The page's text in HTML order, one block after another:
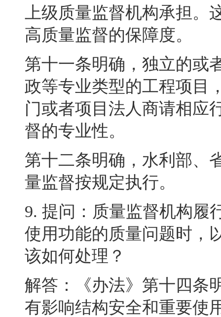
上级质量监督机构承担。
高质量监督的保障度。
第十一条明确 ， 独立的或
政等专业类型的工程项目
门或者项目法人商请相应
督的专业性。
第十二条明确 ， 水利部、
量监督按规定执行。
9. 提问：质量监督机构履
使用功能的质量问题时，
该如何处理？
解答：《办法》第十四条
有影响结构安全和重要使